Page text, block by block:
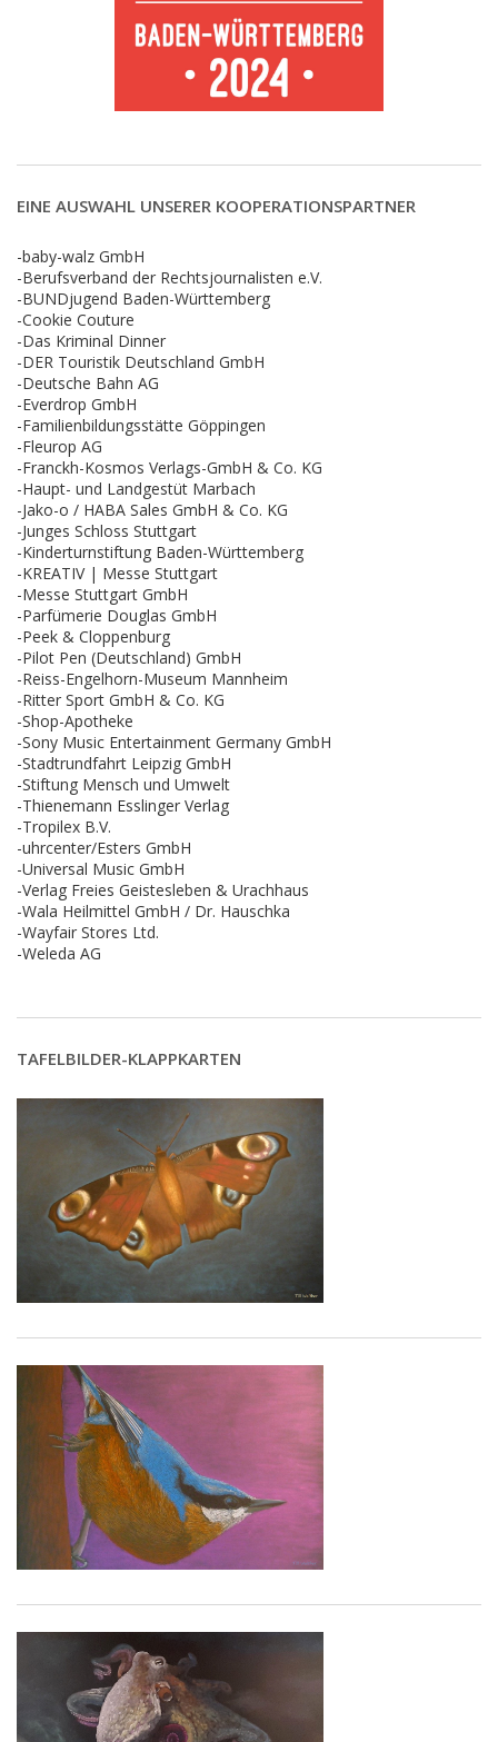
EINE AUSWAHL UNSERER KOOPERATIONSPARTNER
-baby-walz GmbH
-Berufsverband der Rechtsjournalisten e.V.
-BUNDjugend Baden-Württemberg
-Cookie Couture
-Das Kriminal Dinner
-DER Touristik Deutschland GmbH
-Deutsche Bahn AG
-Everdrop GmbH
-Familienbildungsstätte Göppingen
-Fleurop AG
-Franckh-Kosmos Verlags-GmbH & Co. KG
-Haupt- und Landgestüt Marbach
-Jako-o / HABA Sales GmbH & Co. KG
-Junges Schloss Stuttgart
-Kinderturnstiftung Baden-Württemberg
-KREATIV | Messe Stuttgart
-Messe Stuttgart GmbH
-Parfümerie Douglas GmbH
-Peek & Cloppenburg
-Pilot Pen (Deutschland) GmbH
-Reiss-Engelhorn-Museum Mannheim
-Ritter Sport GmbH & Co. KG
-Shop-Apotheke
-Sony Music Entertainment Germany GmbH
-Stadtrundfahrt Leipzig GmbH
-Stiftung Mensch und Umwelt
-Thienemann Esslinger Verlag
-Tropilex B.V.
-uhrcenter/Esters GmbH
-Universal Music GmbH
-Verlag Freies Geistesleben & Urachhaus
-Wala Heilmittel GmbH / Dr. Hauschka
-Wayfair Stores Ltd.
-Weleda AG
TAFELBILDER-KLAPPKARTEN